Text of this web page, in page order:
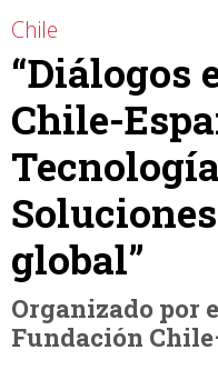
Chile
“Diálogos
Chile-
global”
Organizado por
Fundación